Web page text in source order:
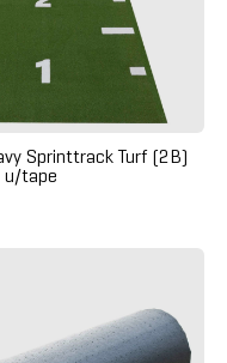
Sprinttrack Turf (2B)
u/tape